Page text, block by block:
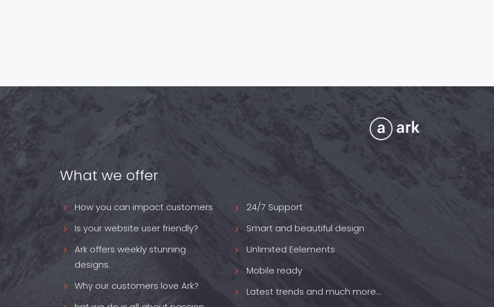
What we offer
How you can impact customers
Is your website user friendly?
Ark offers weekly stunning
designs.
Why our customers love Ark?
24/7 Support
Smart and beautiful design
Unlimited Eelements
Mobile ready
Latest trends and much more...